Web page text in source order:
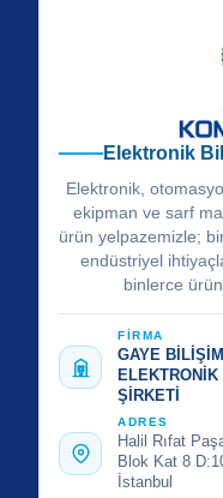
Elektronik
Elektronik,
ekipman ve sarf
ürün yelpazemizle;
endüstriyel
binlerce
FİRMA
GAYE
ŞİRKETİ
ADRES
Halil Rıfat
Blok Kat 8
İstanbul